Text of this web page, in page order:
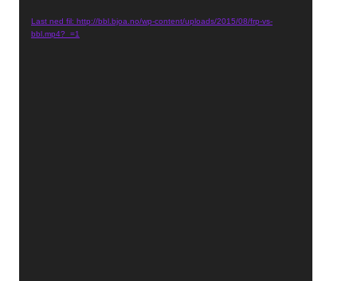
Last ned fil: http://bbl.bjoa.no/wp-content/uploads/2015/08/frp-vs-
bbl.mp4?_=1